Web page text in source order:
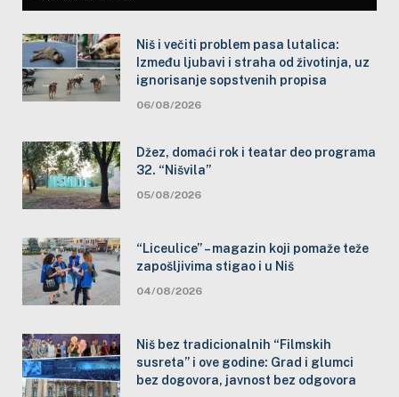
Niš i večiti problem pasa lutalica:
Između ljubavi i straha od životinja, uz
ignorisanje sopstvenih propisa
06/08/2026
Džez, domaći rok i teatar deo programa
32. “Nišvila”
05/08/2026
“Liceulice” – magazin koji pomaže teže
zapošljivima stigao i u Niš
04/08/2026
Niš bez tradicionalnih “Filmskih
susreta” i ove godine: Grad i glumci
bez dogovora, javnost bez odgovora